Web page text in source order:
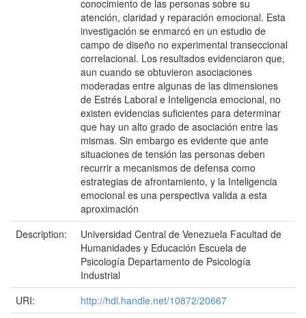
conocimiento de las personas sobre su
atención, claridad y reparación emocional. Esta
investigación se enmarcó en un estudio de
campo de diseño no experimental transeccional
correlacional. Los resultados evidenciaron que,
aun cuando se obtuvieron asociaciones
moderadas entre algunas de las dimensiones
de Estrés Laboral e Inteligencia emocional, no
existen evidencias suficientes para determinar
que hay un alto grado de asociación entre las
mismas. Sin embargo es evidente que ante
situaciones de tensión las personas deben
recurrir a mecanismos de defensa como
estrategias de afrontamiento, y la Inteligencia
emocional es una perspectiva valida a esta
aproximación
Description:
Universidad Central de Venezuela Facultad de
Humanidades y Educación Escuela de
Psicología Departamento de Psicología
Industrial
URI:
http://hdl.handle.net/10872/20667